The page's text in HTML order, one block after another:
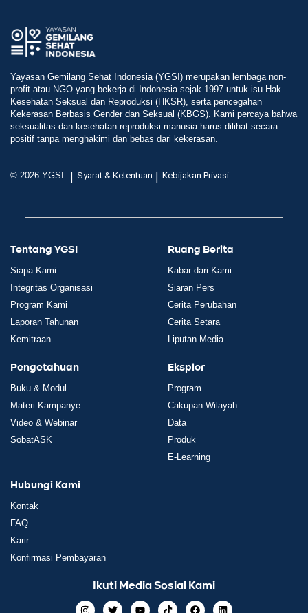
Yayasan Gemilang Sehat Indonesia (YGSI) merupakan lembaga non-
profit atau NGO yang bekerja di Indonesia sejak 1997 untuk isu Hak
Kesehatan Seksual dan Reproduksi (HKSR), serta pencegahan
Kekerasan Berbasis Gender dan Seksual (KBGS). Kami percaya bahwa
seksualitas dan kesehatan reproduksi manusia harus dilihat secara
positif tanpa menghakimi dan bebas dari kekerasan.
© 2026 YGSI | Syarat & Ketentuan | Kebijakan Privasi
Tentang YGSI
Siapa Kami
Integritas Organisasi
Program Kami
Laporan Tahunan
Kemitraan
Ruang Berita
Kabar dari Kami
Siaran Pers
Cerita Perubahan
Cerita Setara
Liputan Media
Pengetahuan
Buku & Modul
Materi Kampanye
Video & Webinar
SobatASK
Eksplor
Program
Cakupan Wilayah
Data
Produk
E-Learning
Hubungi Kami
Kontak
FAQ
Karir
Konfirmasi Pembayaran
Ikuti Media Sosial Kami